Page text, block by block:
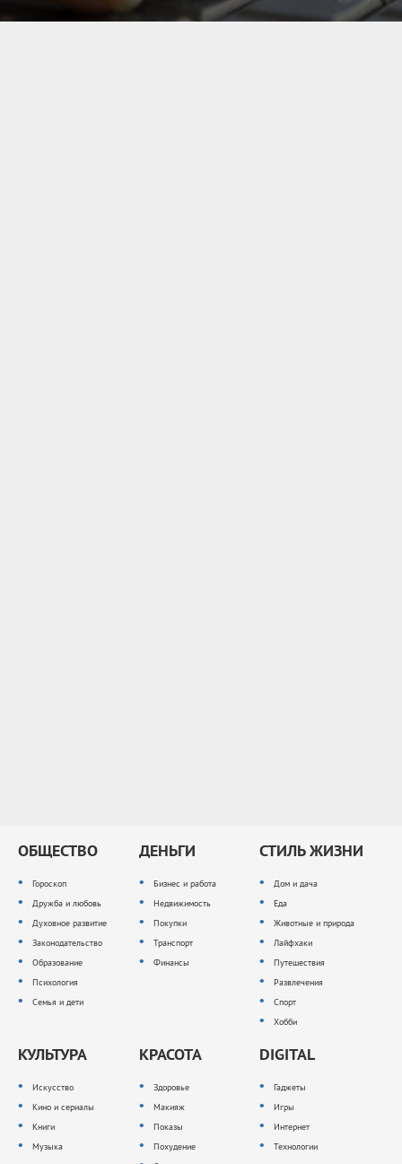
ОБЩЕСТВО
Гороскоп
Дружба и любовь
Духовное развитие
Законодательство
Образование
Психология
Семья и дети
ДЕНЬГИ
Бизнес и работа
Недвижимость
Покупки
Транспорт
Финансы
СТИЛЬ ЖИЗНИ
Дом и дача
Еда
Животные и природа
Лайфхаки
Путешествия
Развлечения
Спорт
Хобби
КУЛЬТУРА
Искусство
Кино и сериалы
Книги
Музыка
КРАСОТА
Здоровье
Макияж
Показы
Похудение
DIGITAL
Гаджеты
Игры
Интернет
Технологии